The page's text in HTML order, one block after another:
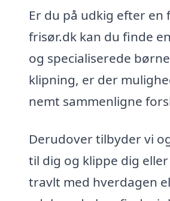
Er du på udkig efter en
frisør.dk kan du finde
og specialiserede
klipning, er der
nemt sammenligne
Derudover tilbyder vi
til dig og klippe dig
travlt med hverdagen